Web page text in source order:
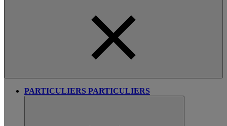
PARTICULIERS PARTICULIERS